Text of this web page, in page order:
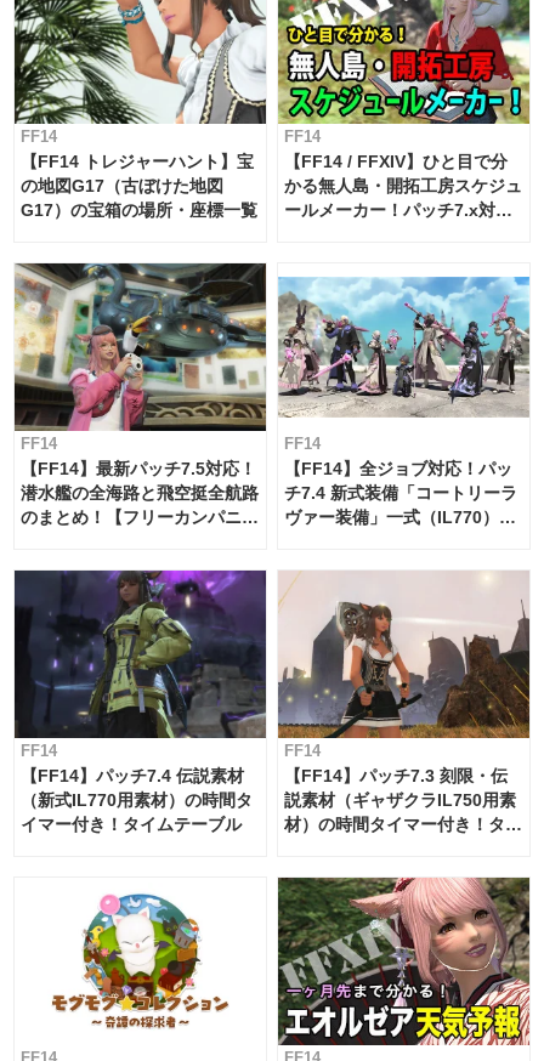
FF14
【FF14 トレジャーハント】宝
の地図G17（古ぼけた地図
G17）の宝箱の場所・座標一覧
FF14
【FF14 / FFXIV】ひと目で分
かる無人島・開拓工房スケジュ
ールメーカー！パッチ7.x対応
FF14
【FF14】最新パッチ7.5対応！
潜水艦の全海路と飛空挺全航路
のまとめ！【フリーカンパニ
FF14
【FF14】全ジョブ対応！パッ
チ7.4 新式装備「コートリーラ
ヴァー装備」一式（IL770）の
FF14
【FF14】パッチ7.4 伝説素材
（新式IL770用素材）の時間タ
イマー付き！タイムテーブル
FF14
【FF14】パッチ7.3 刻限・伝
説素材（ギャザクラIL750用素
材）の時間タイマー付き！タイ